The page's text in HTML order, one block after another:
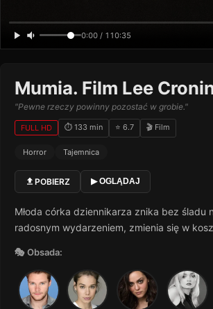
0:00 / 110:35
Mumia. Film Lee
"Pewne rzeczy powinny pozostać w grobie."
FULL HD ⏱ 133 min ⭐ 6.7 🎬 Film
Horror Tajemnica
POBIERZ ▶ OGLĄDAJ
Młoda córka dziennikarza znika bez
radosnym wydarzeniem, zmienia się w
🎭 Obsada: